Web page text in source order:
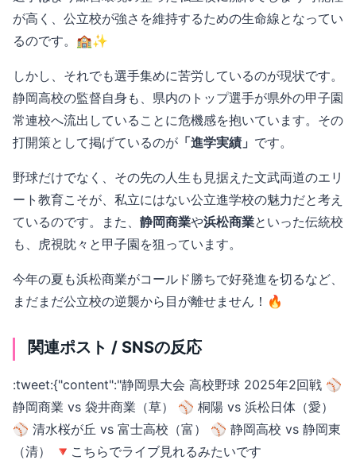
が高く、公立校が強さを維持するための生命線となってい
るのです。🏫✨
しかし、それでも選手集めに苦労しているのが現状です。
静岡高校の監督自身も、県内のトップ選手が県外の甲子園
常連校へ流出していることに危機感を抱いています。その
打開策として掲げているのが 「進学実績」 です。
野球だけでなく、その先の人生も見据えた文武両道のエリ
ート教育こそが、私立にはない公立進学校の魅力だと考え
ているのです。また、 静岡商業や浜松商業といった伝統校
も、虎視眈々と甲子園を狙っています。
今年の夏も浜松商業がコールド勝ちで好発進を切るなど、
まだまだ公立校の逆襲から目が離せません！🔥
関連ポスト / SNSの反応
:tweet:{"content":"静岡県大会 高校野球 2025年2回戦 ⚾
静岡商業 vs 袋井商業（草） ⚾ 桐陽 vs 浜松日体（愛）
⚾ 清水桜が丘 vs 富士高校（富） ⚾ 静岡高校 vs 静岡東
（清） 🔻こちらでライブ見れるみたいです